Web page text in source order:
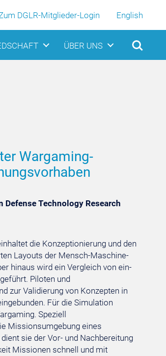
DGLR-Mitglieder-Login English
ÜBER UNS
Wargaming-
Technology Research
die Konzeptionierung und den
Layouts der Mensch-Maschine-
hinaus wird ein Vergleich von ein-
Piloten und
zur Validierung von Konzepten in
Für die Simulation
Speziell
Missionsumgebung eines
sie der Vor- und Nachbereitung
Missionen schnell und mit